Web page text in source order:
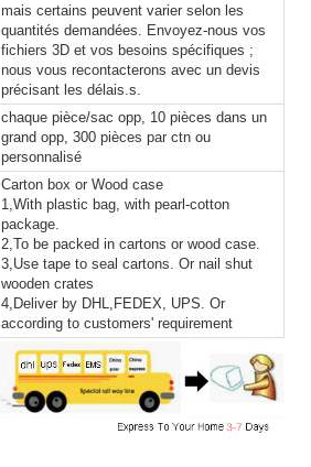
mais certains peuvent varier selon les
quantités demandées. Envoyez-nous vos
fichiers 3D et vos besoins spécifiques ;
nous vous recontacterons avec un devis
précisant les délais.s.
chaque pièce/sac opp, 10 pièces dans un
grand opp, 300 pièces par ctn ou
personnalisé
Carton box or Wood case
1,With plastic bag, with pearl-cotton
package.
2,To be packed in cartons or wood case.
3,Use tape to seal cartons. Or nail shut
wooden crates
4,Deliver by DHL,FEDEX, UPS. Or
according to customers' requirement